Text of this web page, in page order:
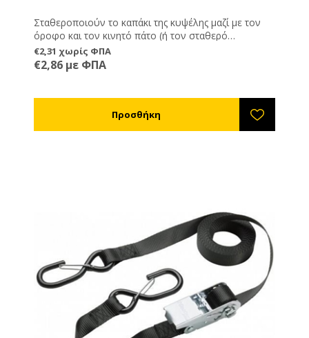
Σταθεροποιούν το καπάκι της κυψέλης μαζί με τον
όροφο και τον κινητό πάτο (ή τον σταθερό
εμβρυοθάλαμο) κατά τη μεταφορά και κατά τη
διαμονή του μελισσοκομείου σε περιοχές με δυνατό
άνεμο που μπορεί να αποσπάσει το καπάκι. Μόλις
ιμάντες. Έτσι αποθαρρύνετε και τους κλέφτες
κυψελών, αφού οι κυψέλες δεν έχουν συνδετήρες.
€2,31 χωρίς ΦΠΑ
€2,86 με ΦΠΑ